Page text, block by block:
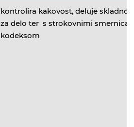
kontrolira kakovost, deluje skladno
za delo ter s strokovnimi
kodeksom